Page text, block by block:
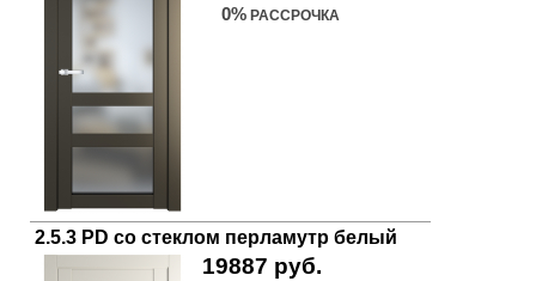
0% РАССРОЧКА
2.5.3 PD со стеклом перламутр белый
19887 руб.